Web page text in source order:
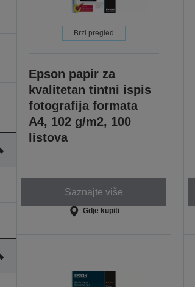
Brzi pregled
Epson papir za
kvalitetan tintni ispis
fotografija formata
A4, 102 g/m2, 100
listova
Saznajte više
Gdje kupiti